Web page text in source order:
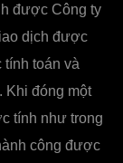
được Công ty
dịch được
toán và
Khi đóng một
tính như trong
công được